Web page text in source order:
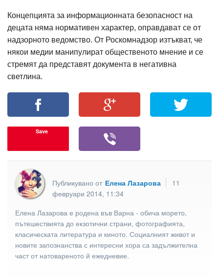
Концепцията за информационната безопасност на
децата няма нормативен характер, оправдават се от
надзорното ведомство. От Роскомнадзор изтъкват, че
някои медии манипулират общественото мнение и се
стремят да представят документа в негативна
светлина.
Save
Публикувано от Елена Лазарова
11
февруари 2014, 11:34
Елена Лазарова е родена във Варна - обича морето,
пътешествията до екзотични страни, фотографията,
класическата литература и киното. Социалният живот и
новите запознанства с интересни хора са задължителна
част от натовареното й ежедневие.